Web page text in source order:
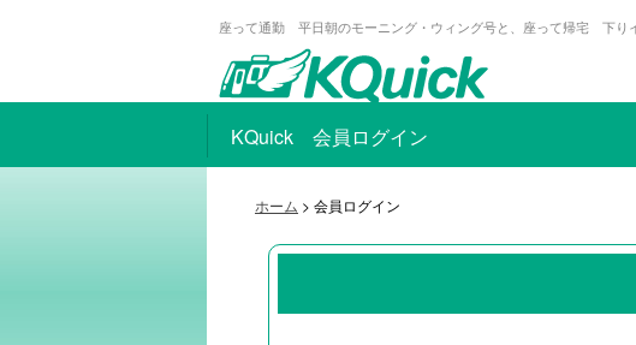
座って通勤 平日朝のモーニング・ウィング号と、座って帰宅 下り
KQuick 会員ログイン
ホーム > 会員ログイン